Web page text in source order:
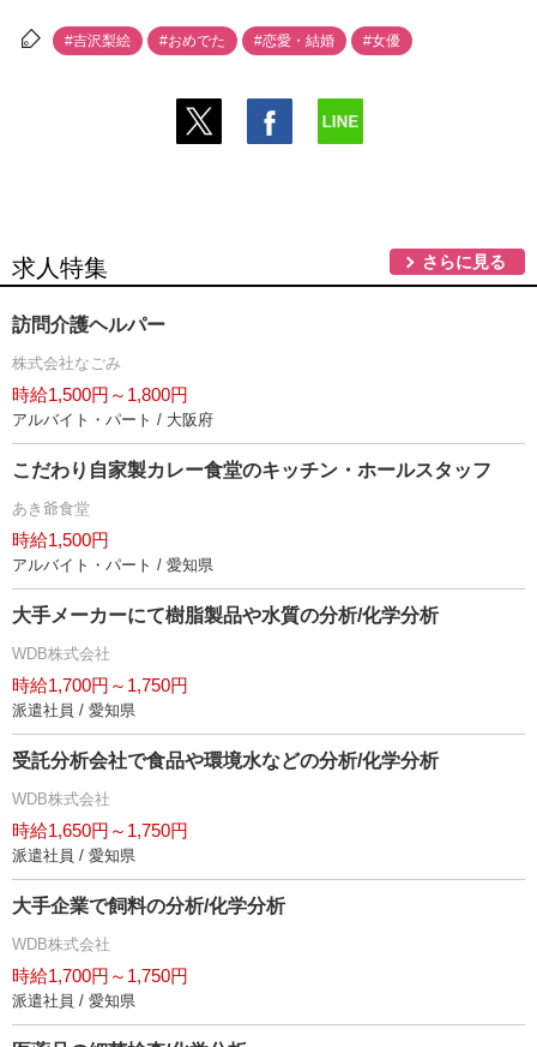
#吉沢梨絵 #おめでた #恋愛・結婚 #女優
求人特集 さらに見る
訪問介護ヘルパー
株式会社なごみ
時給1,500円～1,800円
アルバイト・パート / 大阪府
こだわり自家製カレー食堂のキッチン・ホールスタッフ
あき爺食堂
時給1,500円
アルバイト・パート / 愛知県
大手メーカーにて樹脂製品や水質の分析/化学分析
WDB株式会社
時給1,700円～1,750円
派遣社員 / 愛知県
受託分析会社で食品や環境水などの分析/化学分析
WDB株式会社
時給1,650円～1,750円
派遣社員 / 愛知県
大手企業で飼料の分析/化学分析
WDB株式会社
時給1,700円～1,750円
派遣社員 / 愛知県